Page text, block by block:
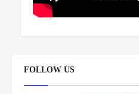
FOLLOW US